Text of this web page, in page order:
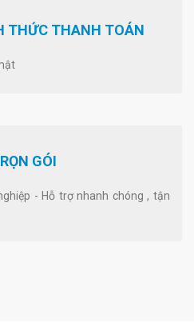
THỨC THANH TOÁN
GÓI
- Hỗ trợ nhanh chóng , tận